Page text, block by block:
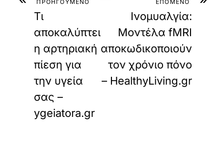
ΠΡΟΗΓΟΥΜΕΝΟ
Τι
αποκαλύπτει
η αρτηριακή
πίεση για
την υγεία
σας –
ygeiatora.gr
ΕΠΟΜΕΝΟ
Ινομυαλγία:
Μοντέλα fMRI
αποκωδικοποιούν
τον χρόνιο πόνο
– HealthyLiving.gr